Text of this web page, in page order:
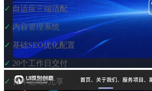
✓ 自适应三端适配
✓ 内容管理系统
✓ 基础SEO优化配置
✓ 20个工作日交付
✓ 首年运维0元享